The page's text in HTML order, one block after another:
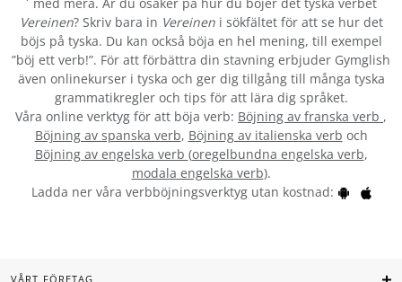
Vereinen? Skriv bara in Vereineni sökfältet för att se hur det
böjs på tyska. Du kan också böja en hel mening, till exempel
”böj ett verb!”. För att förbättra din stavning erbjuder Gymglish
även onlinekurser i tyska och ger dig tillgång till många tyska
grammatikregler och tips för att lära dig språket.
Våra online verktyg för att böja verb: Böjning av franska verb ,
Böjning av spanska verb, Böjning av italienska verb och
Böjning av engelska verb (oregelbundna engelska verb,
modala engelska verb).
Ladda ner våra verbböjningsverktyg utan kostnad:
VÅRT FÖRETAG